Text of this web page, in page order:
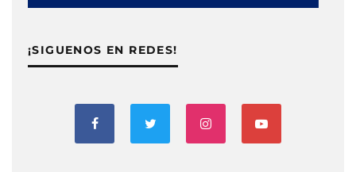
¡SIGUENOS EN REDES!